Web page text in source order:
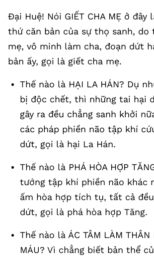
Đại Huệ! Nói GIẾT CHA MẸ ở đây
thứ căn bản của sự thọ sanh, do
mẹ, vô minh làm cha, đoạn dứt
bản ấy, gọi là giết cha mẹ.
Thế nào là HẠI LA HÁN? Dụ
bị độc chết, thì những tai hại
gây ra đều chẳng sanh khởi
các pháp phiền não tập khí
dứt, gọi là hại La Hán.
Thế nào là PHÁ HÒA HỢP
tướng tập khí phiền não khác
ấm hòa hợp tích tụ, tất cả
dứt, gọi là phá hòa hợp Tăng.
Thế nào là ÁC TÂM LÀM THÂN
MÁU? Vì chẳng biết bản thể